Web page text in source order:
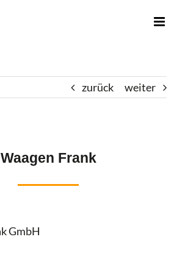
zurück weiter
Waagen Frank